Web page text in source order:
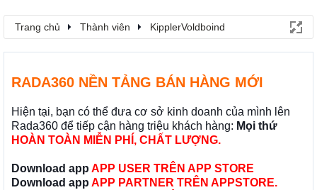
Trang chủ Thành viên KipplerVoldboind
RADA360 NỀN TẢNG BÁN HÀNG MỚI
Hiện tại, bạn có thể đưa cơ sở kinh doanh của mình lên
Rada360 để tiếp cận hàng triệu khách hàng: Mọi thứ
HOÀN TOÀN MIỄN PHÍ, CHẤT LƯỢNG.
Download app APP USER TRÊN APP STORE
Download app APP PARTNER TRÊN APPSTORE.